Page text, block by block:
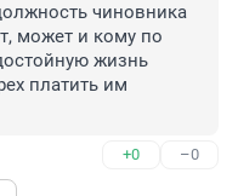
чиновника
может и кому по
жизнь
платить им
+0 –0